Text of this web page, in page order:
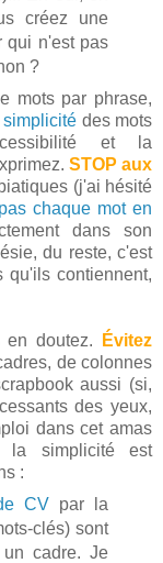
créez une
qui n'est pas
?
mots par phrase,
simplicité des mots
et la
STOP aux
(j'ai hésité
chaque mot en
dans son
du reste, c'est
qu'ils contiennent,
doutez.
Évitez
de colonnes
aussi (si,
des yeux,
dans cet amas
la simplicité est
:
CV par la
clés) sont
cadre. Je